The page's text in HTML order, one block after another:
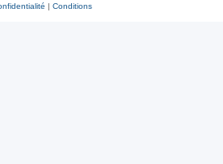
| Conditions